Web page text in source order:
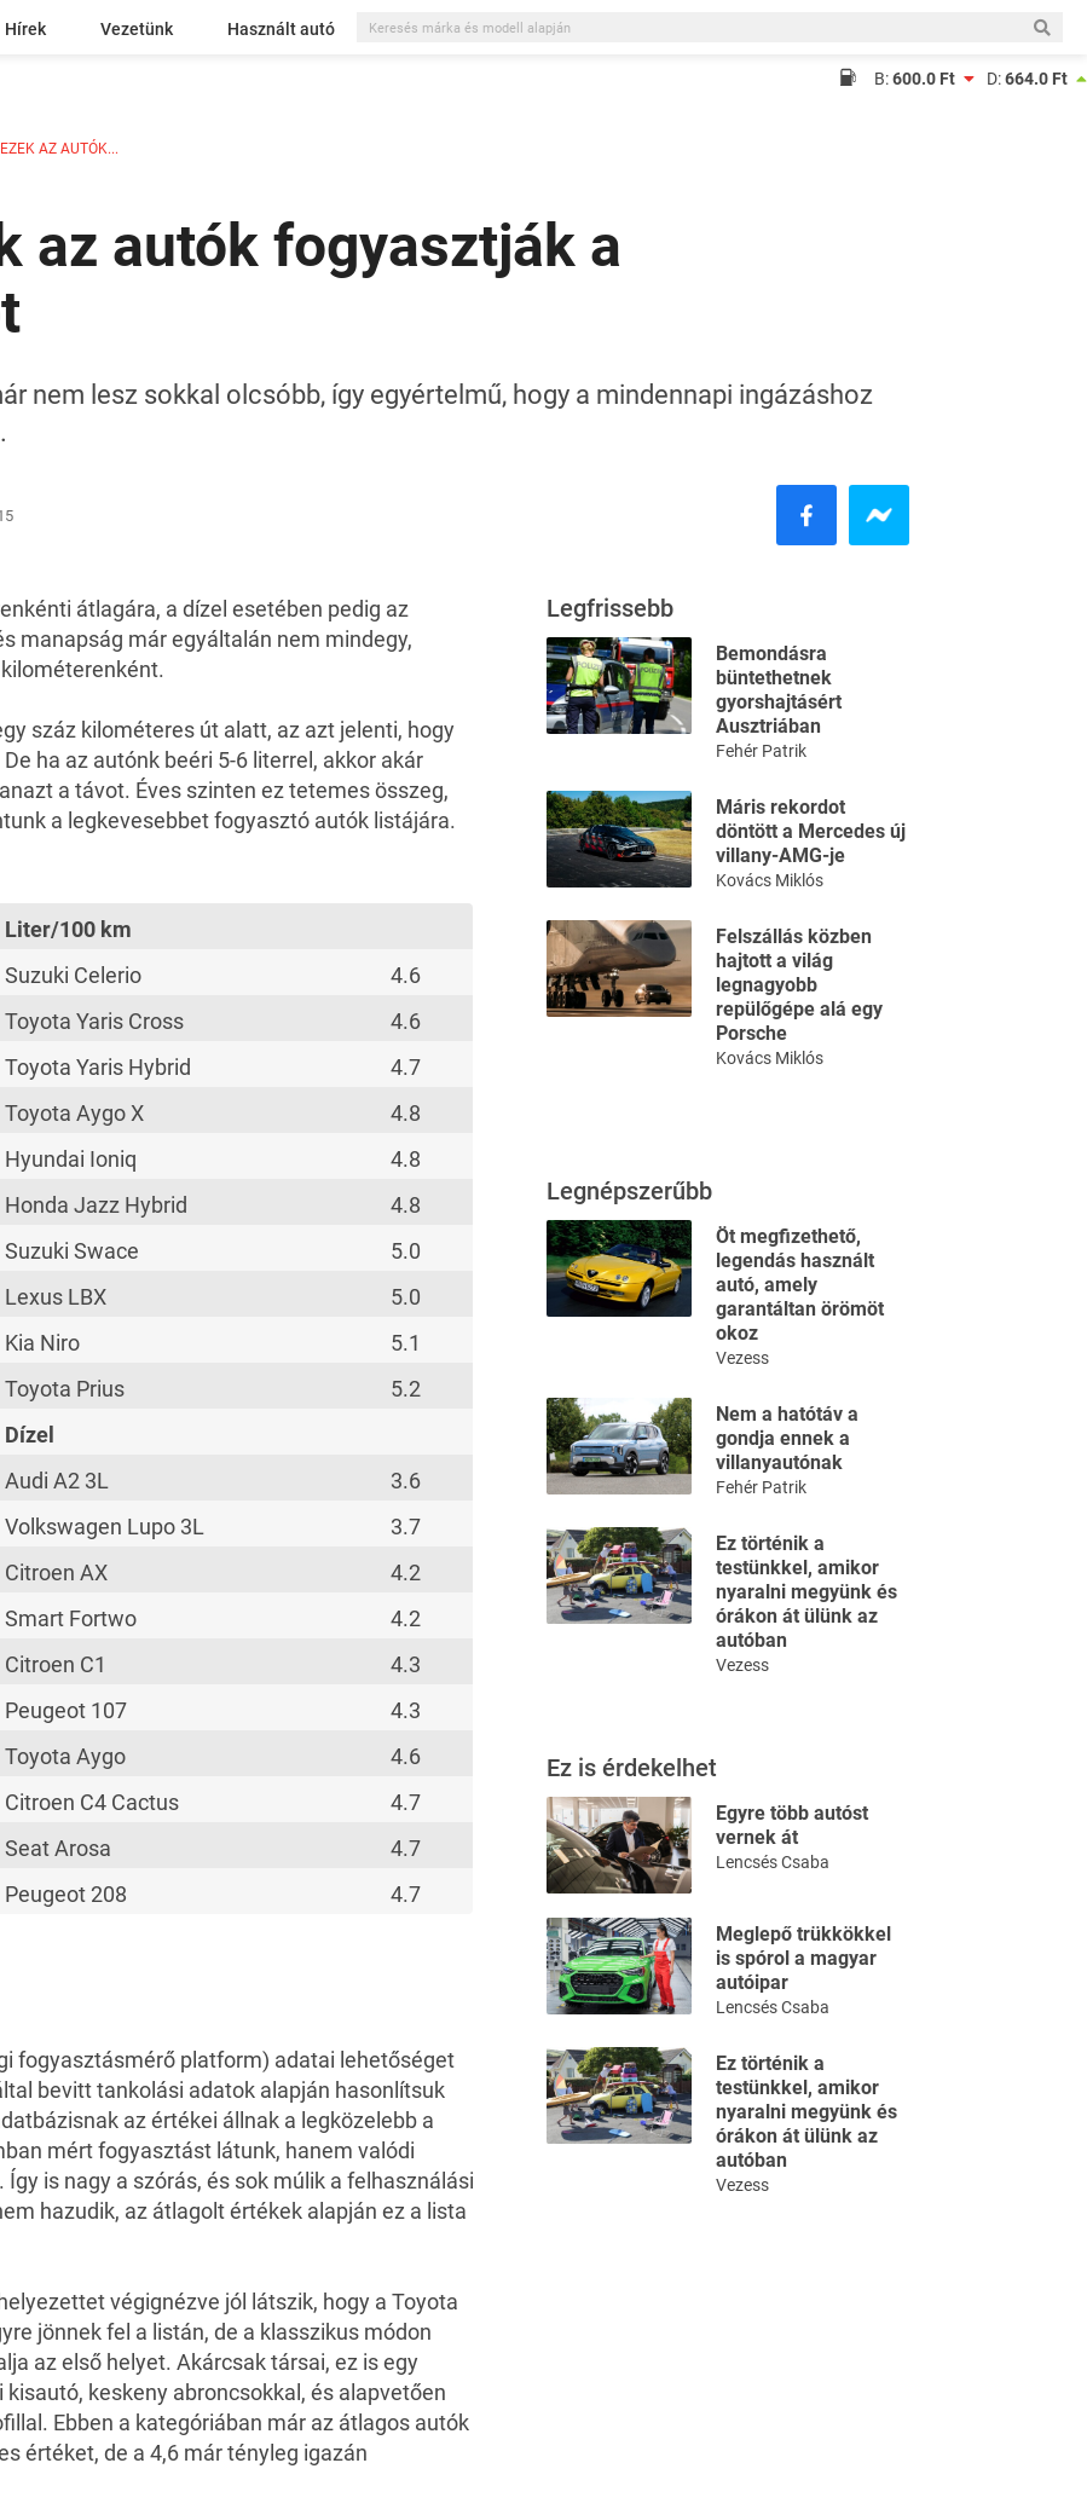
Hírek Vezetünk Használt autó
B:600.0 Ft D:664.0 Ft
AZ AUTÓK...
az autók fogyasztják a
nem lesz sokkal olcsóbb, így egyértelmű, hogy a mindennapi ingázáshoz
átlagára, a dízel esetében pedig az
manapság már egyáltalán nem mindegy,
száz kilométeres út alatt, az azt jelenti, hogy
ha az autónk beéri 5-6 literrel, akkor akár
a távot. Éves szinten ez tetemes összeg,
a legkevesebbet fogyasztó autók listájára.
Liter/100 km
Suzuki Celerio
4.6
Toyota Yaris Cross
4.6
Toyota Yaris Hybrid
4.7
Toyota Aygo X
4.8
Hyundai Ioniq
4.8
Honda Jazz Hybrid
4.8
Suzuki Swace
5.0
Lexus LBX
5.0
Kia Niro
5.1
Toyota Prius
5.2
Dízel
Audi A2 3L
3.6
Volkswagen Lupo 3L
3.7
Citroen AX
4.2
Smart Fortwo
4.2
Citroen C1
4.3
Peugeot 107
4.3
Toyota Aygo
4.6
Citroen C4 Cactus
4.7
Seat Arosa
4.7
Peugeot 208 4.7
fogyasztásmérő platform) adatai lehetőséget
bevitt tankolási adatok alapján hasonlítsuk
az értékei állnak a legközelebb a
mért fogyasztást látunk, hanem valódi
is nagy a szórás, és sok múlik a felhasználási
hazudik, az átlagolt értékek alapján ez a lista
végignézve jól látszik, hogy a Toyota
jönnek fel a listán, de a klasszikus módon
az első helyet. Akárcsak társai, ez is egy
keskeny abroncsokkal, és alapvetően
Ebben a kategóriában már az átlagos autók
értéket, de a 4,6 már tényleg igazán
Legfrissebb
Bemondásra
büntethetnek
gyorshajtásért
Ausztriában
Fehér Patrik
Máris rekordot
döntött a Mercedes új
villany-AMG-je
Kovács Miklós
Felszállás közben
hajtott a világ
legnagyobb
repülőgépe alá egy
Porsche
Kovács Miklós
Legnépszerűbb
Öt megfizethető,
legendás használt
autó, amely
garantáltan örömöt
okoz
Vezess
Nem a hatótáv a
gondja ennek a
villanyautónak
Fehér Patrik
Ez történik a
testünkkel, amikor
nyaralni megyünk és
órákon át ülünk az
autóban
Vezess
Ez is érdekelhet
Egyre több autóst
vernek át
Lencsés Csaba
Meglepő trükkökkel
is spórol a magyar
autóipar
Lencsés Csaba
Ez történik a
testünkkel, amikor
nyaralni megyünk és
órákon át ülünk az
autóban
Vezess